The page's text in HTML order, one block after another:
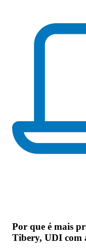
Por que é mais
Tibery, UDI com